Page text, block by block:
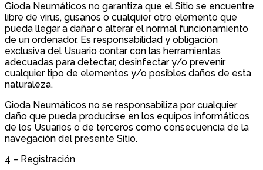
Gioda Neumáticos no garantiza que el Sitio se encuentre
libre de virus, gusanos o cualquier otro elemento que
pueda llegar a dañar o alterar el normal funcionamiento
de un ordenador. Es responsabilidad y obligación
exclusiva del Usuario contar con las herramientas
adecuadas para detectar, desinfectar y/o prevenir
cualquier tipo de elementos y/o posibles daños de esta
naturaleza.
Gioda Neumáticos no se responsabiliza por cualquier
daño que pueda producirse en los equipos informáticos
de los Usuarios o de terceros como consecuencia de la
navegación del presente Sitio.
4 – Registración